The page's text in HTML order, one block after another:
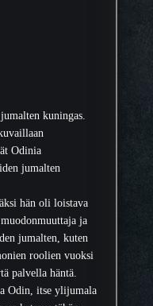
kuningas.
Odinia
jumalten
hän oli loistava
ja
jumalten, kuten
roolien vuoksi
palvella häntä.
Odin, itse ylijumala